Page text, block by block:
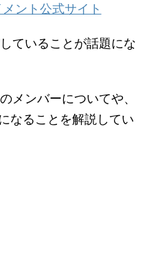
ント公式サイト
ていることが話題にな
メンバーについてや、
なることを解説してい